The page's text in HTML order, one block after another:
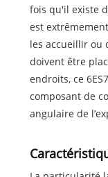
fois qu'il existe
est
les accueillir ou
doivent être
endroits, ce
composant de
angulaire de